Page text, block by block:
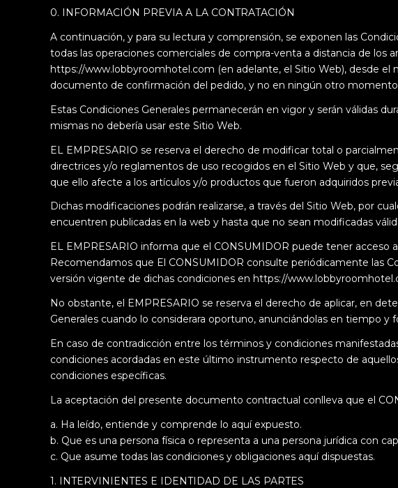
0. INFORMACIÓN PREVIA A LA CONTRATACIÓN
A continuación, y para su lectura y comprensión, se exponen las
todas las operaciones comerciales de compra-venta a distancia de los
https://www.lobbyroomhotel.com (en adelante, el Sitio Web), desde
documento de confirmación del pedido, y no en ningún otro
Estas Condiciones Generales permanecerán en vigor y serán válidas
mismas no debería usar este Sitio Web.
EL EMPRESARIO se reserva el derecho de modificar total o
directrices y/o reglamentos de uso recogidos en el Sitio Web y que,
que ello afecte a los artículos y/o productos que fueron adquiridos
Dichas modificaciones podrán realizarse, a través del Sitio Web, por
encuentren publicadas en la web y hasta que no sean modificadas
EL EMPRESARIO informa que el CONSUMIDOR puede tener acceso
Recomendamos que El CONSUMIDOR consulte periódicamente las
versión vigente de dichas condiciones en https://
No obstante, el EMPRESARIO se reserva el derecho de aplicar, en
Generales cuando lo considerara oportuno, anunciándolas en tiempo y
En caso de contradicción entre los términos y condiciones
condiciones acordadas en este último instrumento respecto de
condiciones específicas.
La aceptación del presente documento contractual conlleva que el
a. Ha leído, entiende y comprende lo aquí expuesto.
b. Que es una persona física o representa a una persona jurídica con
c. Que asume todas las condiciones y obligaciones aquí dispuestas.
1. INTERVINIENTES E IDENTIDAD DE LAS PARTES